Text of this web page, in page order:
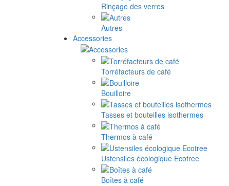
Rinçage des verres
Autres
Accessories
Torréfacteurs de café
Bouilloire
Tasses et bouteilles isothermes
Thermos à café
Ustensiles écologique Ecotree
Boîtes à café